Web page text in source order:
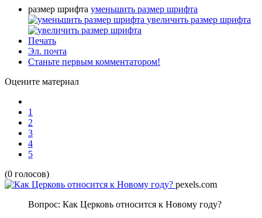
размер шрифта уменьшить размер шрифта
увеличить размер шрифта
Печать
Эл. почта
Станьте первым комментатором!
Оцените материал
1
2
3
4
5
(0 голосов)
pexels.com
Вопрос: Как Церковь относится к Новому году?